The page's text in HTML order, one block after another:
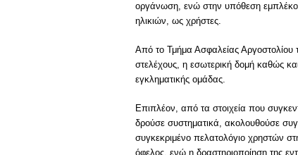
οργάνωση, ενώ στην υπόθεση
ηλικιών, ως χρήστες.
Από το Τμήμα Ασφαλείας Αργοστολίου
στελέχους, η εσωτερική δομή καθώς
εγκληματικής ομάδας.
Επιπλέον, από τα στοιχεία που
δρούσε συστηματικά, ακολουθούσε
συγκεκριμένο πελατολόγιο χρηστών
όφελος, ενώ η δραστηριοποίηση της